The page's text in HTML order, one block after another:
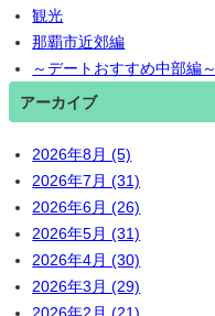
観光
那覇市近郊編
～デートおすすめ中部編～
アーカイブ
2026年8月 (5)
2026年7月 (31)
2026年6月 (26)
2026年5月 (31)
2026年4月 (30)
2026年3月 (29)